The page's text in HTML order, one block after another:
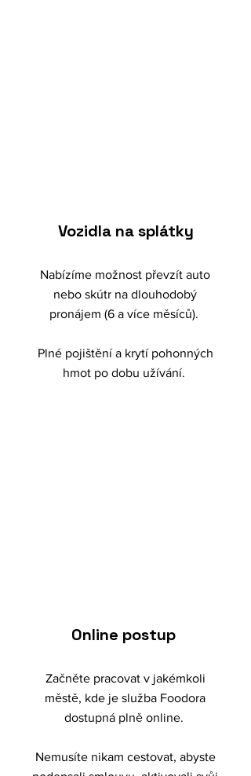
Vozidla na splátky
Nabízíme možnost převzít auto
nebo skútr na dlouhodobý
pronájem (6 a více měsíců).
Plné pojištění a krytí pohonných
hmot po dobu užívání.
Online postup
Začněte pracovat v jakémkoli
městě, kde je služba Foodora
dostupná plně online.
Nemusíte nikam cestovat, abyste